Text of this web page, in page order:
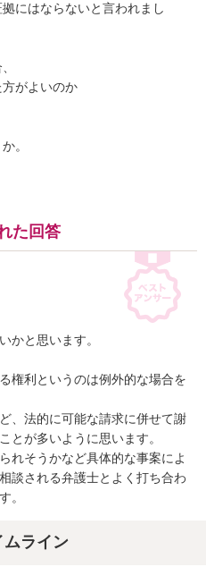
にはならないと言われまし
がよいのか
。
た回答
かと思います。
権利というのは例外的な場合を
、法的に可能な請求に併せて謝
とが多いように思います。
れそうかなど具体的な事案によ
談される弁護士とよく打ち合わ
。
ムライン